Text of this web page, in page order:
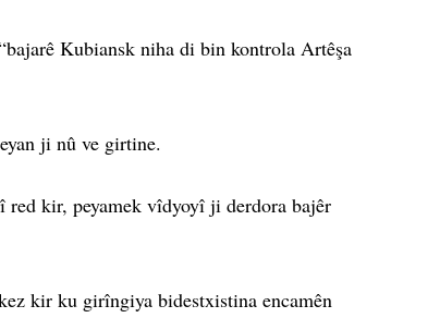
Kubiansk niha di bin kontrola Artêşa
ji nû ve girtine.
red kir, peyamek vîdyoyî ji derdora bajêr
kir ku girîngiya bidestxistina encamên